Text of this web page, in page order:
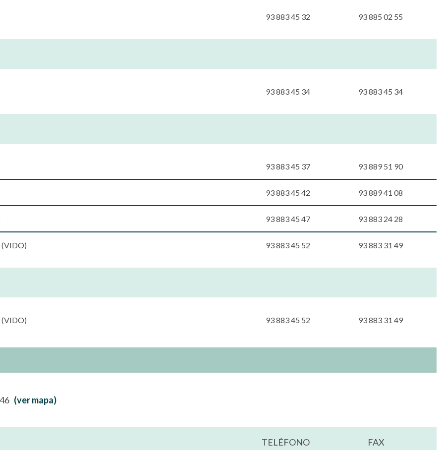
93 883 45 32 93 885 02 55
93 883 45 34 93 883 45 34
93 883 45 37 93 889 51 90
93 883 45 42 93 889 41 08
93 883 45 47 93 883 24 28
(VIDO) 93 883 45 52 93 883 31 49
(VIDO) 93 883 45 52 93 883 31 49
(ver mapa)
TELÉFONO FAX